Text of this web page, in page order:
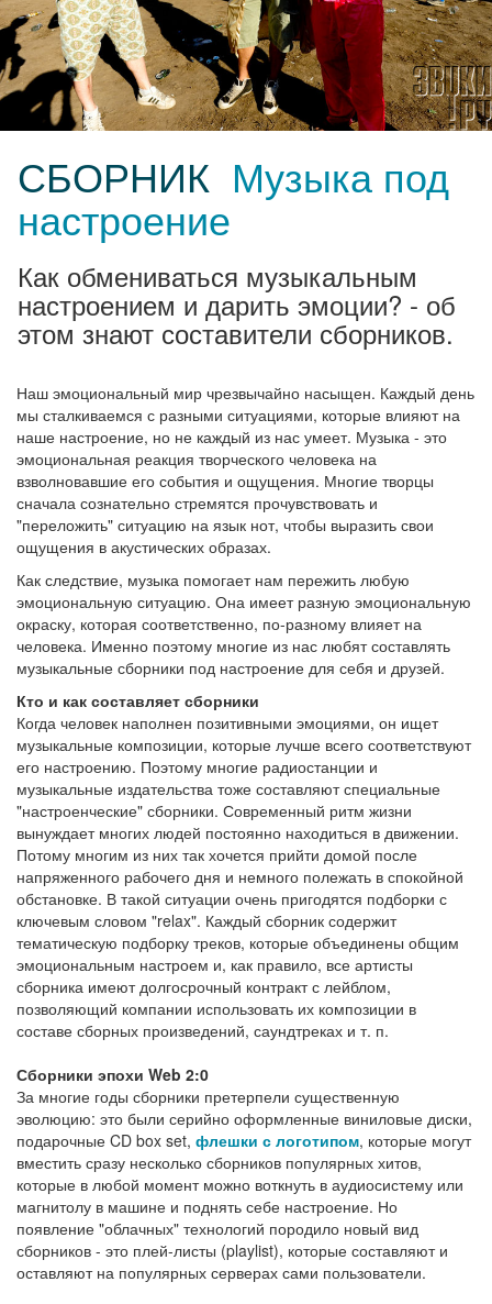
СБОРНИК Музыка под
настроение
Как обмениваться музыкальным
настроением и дарить эмоции? - об
этом знают составители сборников.
Наш эмоциональный мир чрезвычайно насыщен. Каждый день
мы сталкиваемся с разными ситуациями, которые влияют на
наше настроение, но не каждый из нас умеет. Музыка - это
эмоциональная реакция творческого человека на
взволновавшие его события и ощущения. Многие творцы
сначала сознательно стремятся прочувствовать и
"переложить" ситуацию на язык нот, чтобы выразить свои
ощущения в акустических образах.
Как следствие, музыка помогает нам пережить любую
эмоциональную ситуацию. Она имеет разную эмоциональную
окраску, которая соответственно, по-разному влияет на
человека. Именно поэтому многие из нас любят составлять
музыкальные сборники под настроение для себя и друзей.
Кто и как составляет сборники
Когда человек наполнен позитивными эмоциями, он ищет
музыкальные композиции, которые лучше всего соответствуют
его настроению. Поэтому многие радиостанции и
музыкальные издательства тоже составляют специальные
"настроенческие" сборники. Современный ритм жизни
вынуждает многих людей постоянно находиться в движении.
Потому многим из них так хочется прийти домой после
напряженного рабочего дня и немного полежать в спокойной
обстановке. В такой ситуации очень пригодятся подборки с
ключевым словом "relax". Каждый сборник содержит
тематическую подборку треков, которые объединены общим
эмоциональным настроем и, как правило, все артисты
сборника имеют долгосрочный контракт с лейблом,
позволяющий компании использовать их композиции в
составе сборных произведений, саундтреках и т. п.
Сборники эпохи Web 2:0
За многие годы сборники претерпели существенную
эволюцию: это были серийно оформленные виниловые диски,
подарочные CD box set, флешки с логотипом, которые могут
вместить сразу несколько сборников популярных хитов,
которые в любой момент можно воткнуть в аудиосистему или
магнитолу в машине и поднять себе настроение. Но
появление "облачных" технологий породило новый вид
сборников - это плей-листы (playlist), которые составляют и
оставляют на популярных серверах сами пользователи.